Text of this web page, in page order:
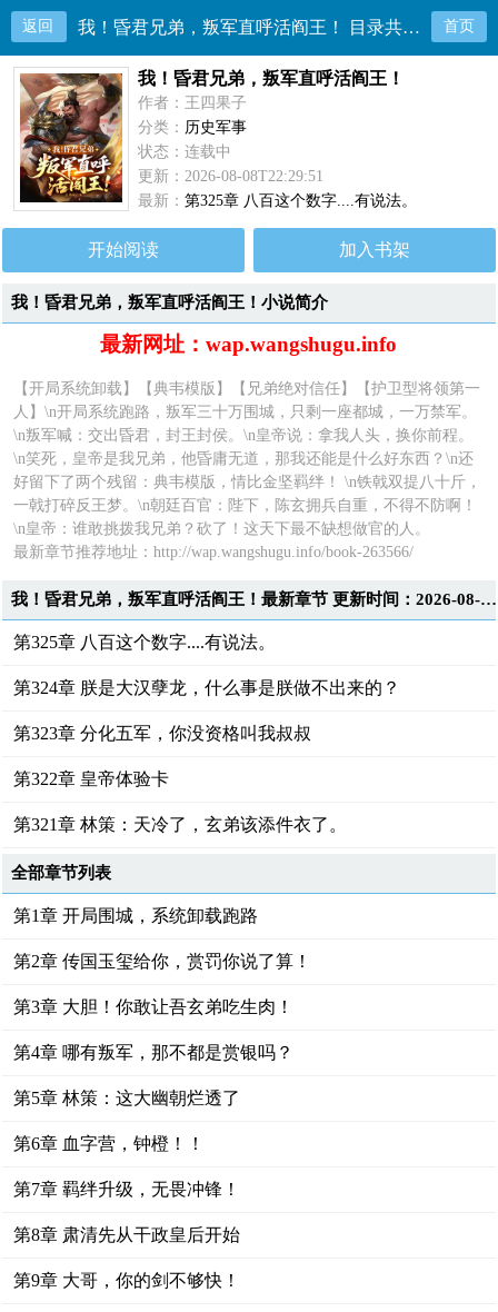
返回 我！昏君兄弟，叛军直呼活阎王！ 目录共325章 首页
我！昏君兄弟，叛军直呼活阎王！
作者：王四果子
分类： 历史军事
状态：连载中
更新：2026-08-08T22:29:51
最新：第325章 八百这个数字....有说法。
开始阅读 加入书架
我！昏君兄弟，叛军直呼活阎王！小说简介
最新网址：wap.wangshugu.info
【开局系统卸载】【典韦模版】【兄弟绝对信任】【护卫型将领第一
人】\n开局系统跑路，叛军三十万围城，只剩一座都城，一万禁军。
\n叛军喊：交出昏君，封王封侯。\n皇帝说：拿我人头，换你前程。
\n笑死，皇帝是我兄弟，他昏庸无道，那我还能是什么好东西？\n还
好留下了两个残留：典韦模版，情比金坚羁绊！ \n铁戟双提八十斤，
一戟打碎反王梦。\n朝廷百官：陛下，陈玄拥兵自重，不得不防啊！
\n皇帝：谁敢挑拨我兄弟？砍了！这天下最不缺想做官的人。
最新章节推荐地址：http://wap.wangshugu.info/book-263566/
我！昏君兄弟，叛军直呼活阎王！最新章节 更新时间：2026-08-08T22:29:51
第325章 八百这个数字....有说法。
第324章 朕是大汉孽龙，什么事是朕做不出来的？
第323章 分化五军，你没资格叫我叔叔
第322章 皇帝体验卡
第321章 林策：天冷了，玄弟该添件衣了。
全部章节列表
第1章 开局围城，系统卸载跑路
第2章 传国玉玺给你，赏罚你说了算！
第3章 大胆！你敢让吾玄弟吃生肉！
第4章 哪有叛军，那不都是赏银吗？
第5章 林策：这大幽朝烂透了
第6章 血字营，钟橙！！
第7章 羁绊升级，无畏冲锋！
第8章 肃清先从干政皇后开始
第9章 大哥，你的剑不够快！